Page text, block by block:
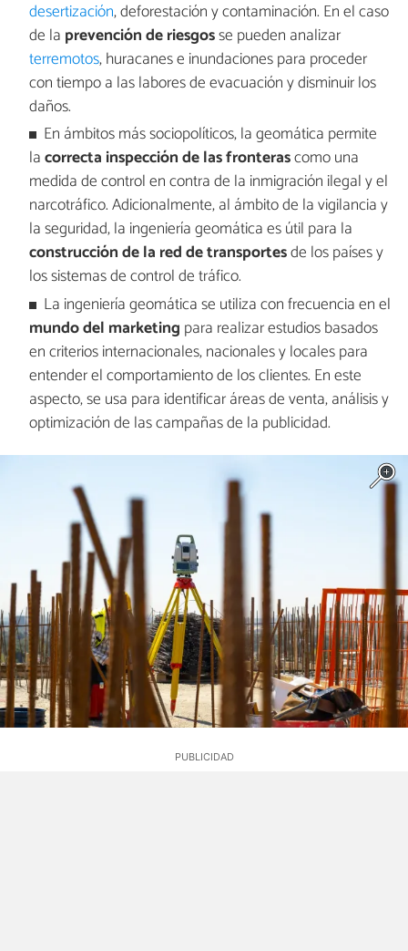
desertización, deforestación y contaminación. En el caso
de la prevención de riesgosse pueden analizar
terremotos, huracanes e inundaciones para proceder
con tiempo a las labores de evacuación y disminuir los
daños.
En ámbitos más sociopolíticos, la geomática permite
lacorrecta inspección de las fronterascomo una
medida de control en contra de la inmigración ilegal y el
narcotráfico. Adicionalmente, al ámbito de la vigilancia y
la seguridad, la ingeniería geomática es útil para la
construcción de la red de transportesde los países y
los sistemas de control de tráfico.
La ingeniería geomática se utiliza con frecuencia en el
mundo del marketing para realizar estudios basados
en criterios internacionales, nacionales y locales para
entender el comportamiento de los clientes. En este
aspecto, se usa para identificar áreas de venta, análisis y
optimización de las campañas de la publicidad.